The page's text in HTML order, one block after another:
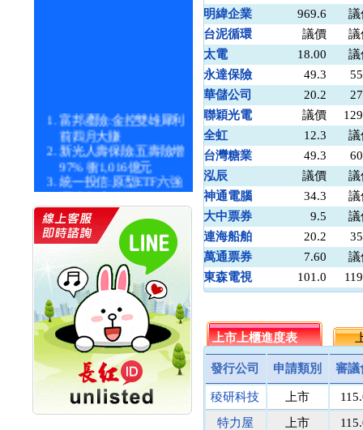
富邦產險:金控雙雄犀利
前四月大賺
新光人壽保險:五壽險增
97% 衝1,016億元
統一投信:原型ETF六強
漲逾九成
統一投信:主動式ETF溢
價 被盯上
新光人壽保險:新壽Q1外
價金將達996億
宇辰系統科技:宇辰業績
創新高 啟動興櫃轉上櫃
計畫
明緯企業:明緯永續科技
競賽 以電源驅動善的力
量
秀育企業:秀育SHO-U儲
能系統 獲國內首張CNS
認證
聯博投信:聯博00404A
明緯企業
969.6
台泥循環
議價
太電
18.00
永達保險
49.3
華儲公司
20.2
聯穎光電
議價
全虹
12.3
台灣糖業
49.3
泓辰
議價
神通電腦
34.3
大中票券
9.5
連海船舶
20.2
萬通票券
7.60
東森電視
101.0
台灣集保
131.1
馬上發
議價
民間全民
議價
鎧鉅科技
議價
萬里遊
10.0
上市上櫃進度表 上
發行公司 申請類別 審議
稜研科技 上市
特力屋
上市